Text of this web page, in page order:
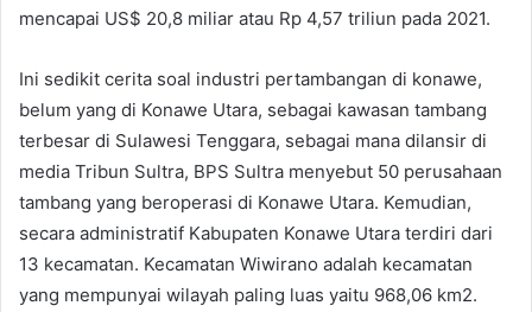
mencapai US$ 20,8 miliar atau Rp 4,57 triliun pada 2021.
Ini sedikit cerita soal industri pertambangan di konawe,
belum yang di Konawe Utara, sebagai kawasan tambang
terbesar di Sulawesi Tenggara, sebagai mana dilansir di
media Tribun Sultra, BPS Sultra menyebut 50 perusahaan
tambang yang beroperasi di Konawe Utara. Kemudian,
secara administratif Kabupaten Konawe Utara terdiri dari
13 kecamatan. Kecamatan Wiwirano adalah kecamatan
yang mempunyai wilayah paling luas yaitu 968,06 km2.